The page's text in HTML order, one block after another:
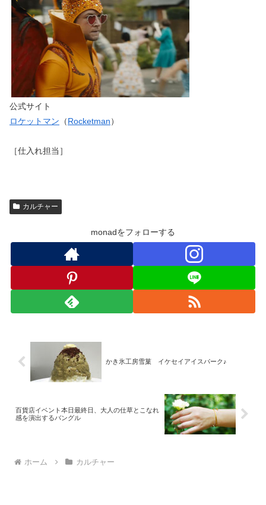
公式サイト
ロケットマン （Rocketman）
［仕入れ担当］
カルチャー
monadをフォローする
かき氷工房雪菓 イケセイアイスパーク♪
百貨店イベント本日最終日、大人の仕草とこなれ
感を演出するバングル
ホーム カルチャー